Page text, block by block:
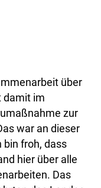
über
damit im
zur
war an dieser
bin froh, dass
hier über alle
Das